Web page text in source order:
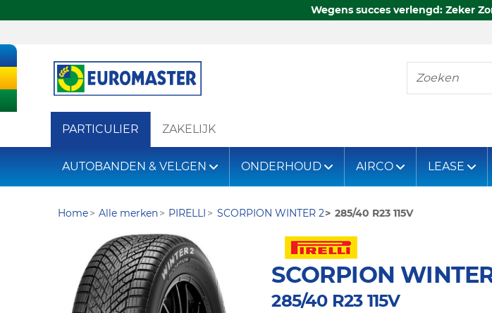
Wegens succes verlengd: Zeker
Zoeken
PARTICULIER ZAKELIJK
AUTOBANDEN & VELGEN ONDERHOUD AIRCO LEASE
Home Alle merken PIRELLI SCORPION WINTER 2 285/40 R23 115V
SCORPION
285/40 R23 115V